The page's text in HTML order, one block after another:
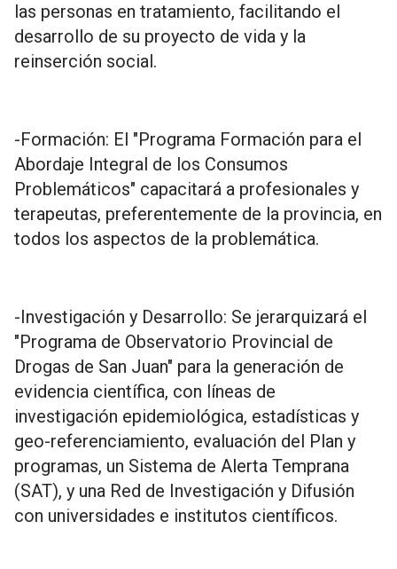
las personas en tratamiento, facilitando el
desarrollo de su proyecto de vida y la
reinserción social.
-Formación: El "Programa Formación para el
Abordaje Integral de los Consumos
Problemáticos" capacitará a profesionales y
terapeutas, preferentemente de la provincia, en
todos los aspectos de la problemática.
-Investigación y Desarrollo: Se jerarquizará el
"Programa de Observatorio Provincial de
Drogas de San Juan" para la generación de
evidencia científica, con líneas de
investigación epidemiológica, estadísticas y
geo-referenciamiento, evaluación del Plan y
programas, un Sistema de Alerta Temprana
(SAT), y una Red de Investigación y Difusión
con universidades e institutos científicos.